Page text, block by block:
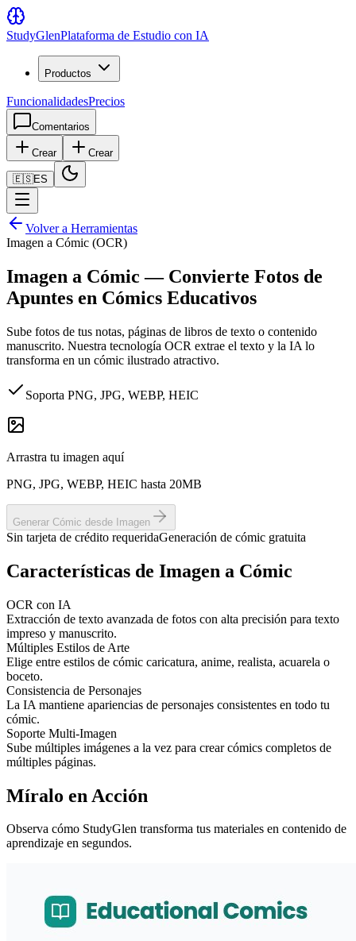
StudyGlenPlataforma de Estudio con IA
Productos
FuncionalidadesPrecios
Comentarios
Crear Crear
🇪🇸ES
Volver a Herramientas
Imagen a Cómic (OCR)
Imagen a Cómic — Convierte Fotos de
Apuntes en Cómics Educativos
Sube fotos de tus notas, páginas de libros de texto o contenido
manuscrito. Nuestra tecnología OCR extrae el texto y la IA lo
transforma en un cómic ilustrado atractivo.
Soporta PNG, JPG, WEBP, HEIC
Arrastra tu imagen aquí
PNG, JPG, WEBP, HEIC hasta 20MB
Generar Cómic desde Imagen
Sin tarjeta de crédito requeridaGeneración de cómic gratuita
Características de Imagen a Cómic
OCR con IA
Extracción de texto avanzada de fotos con alta precisión para texto
impreso y manuscrito.
Múltiples Estilos de Arte
Elige entre estilos de cómic caricatura, anime, realista, acuarela o
boceto.
Consistencia de Personajes
La IA mantiene apariencias de personajes consistentes en todo tu
cómic.
Soporte Multi-Imagen
Sube múltiples imágenes a la vez para crear cómics completos de
múltiples páginas.
Míralo en Acción
Observa cómo StudyGlen transforma tus materiales en contenido de
aprendizaje en segundos.